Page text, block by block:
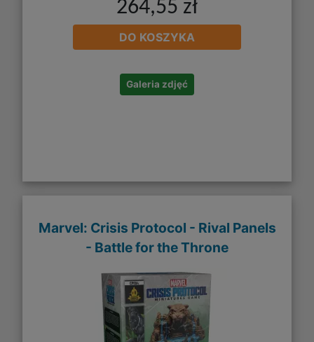
264,55 zł
DO KOSZYKA
Galeria zdjęć
Marvel: Crisis Protocol - Rival Panels
- Battle for the Throne